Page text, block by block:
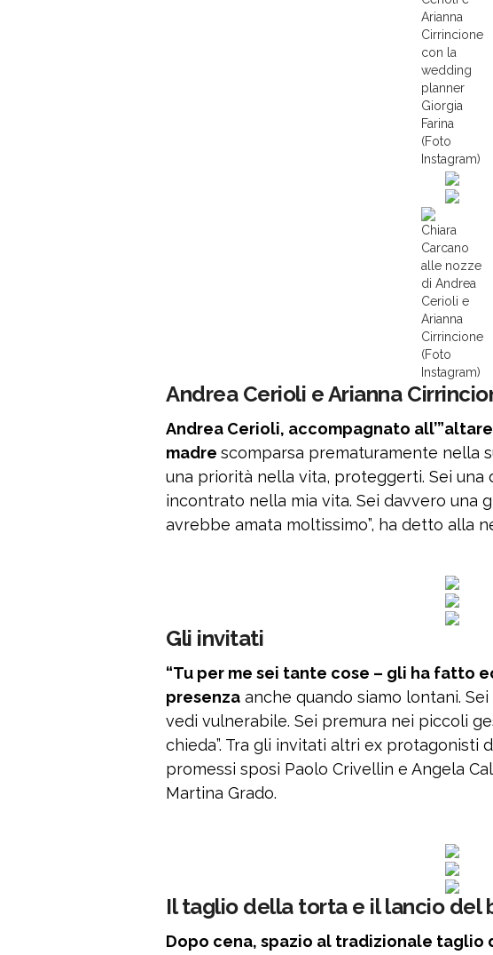
Arianna
Cirrincione
con la
wedding
planner
Giorgia
Farina
(Foto
Instagram)
Chiara
Carcano
alle nozze
di Andrea
Cerioli e
Arianna
Cirrincione
(Foto
Instagram)
Andrea Cerioli e Arianna
Andrea Cerioli, accompagnato
madre scomparsa prematuramente nella
una priorità nella vita, proteggerti. Sei
incontrato nella mia vita. Sei davvero una
avrebbe amata moltissimo”, ha detto alla
Gli invitati
“Tu per me sei tante cose – gli ha fatto
presenza anche quando siamo lontani.
vedi vulnerabile. Sei premura nei piccoli
chieda”. Tra gli invitati altri ex protagonisti
promessi sposi Paolo Crivellin e Angela
Martina Grado.
Il taglio della torta e il lancio del
Dopo cena, spazio al tradizionale